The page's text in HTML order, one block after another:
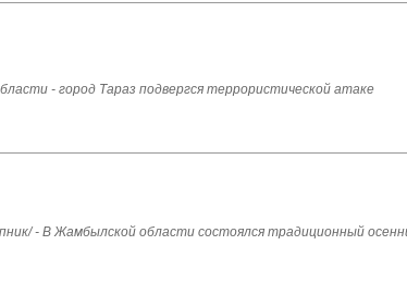
- город Тараз подвергся террористической атаке
- В Жамбылской области состоялся традиционный